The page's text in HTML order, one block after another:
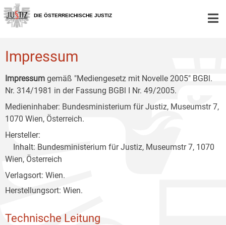
Zur
Hauptnavigation
[1]
Zum
Inhalt
[2]
Zum
Untermenü
[3]
DIE ÖSTERREICHISCHE JUSTIZ
Impressum
Impressum gemäß "Mediengesetz mit Novelle 2005" BGBl.
Nr. 314/1981 in der Fassung BGBl I Nr. 49/2005.
Medieninhaber: Bundesministerium für Justiz, Museumstr 7,
1070 Wien, Österreich.
Hersteller:
Inhalt: Bundesministerium für Justiz, Museumstr 7, 1070
Wien, Österreich
Verlagsort: Wien.
Herstellungsort: Wien.
Technische Leitung